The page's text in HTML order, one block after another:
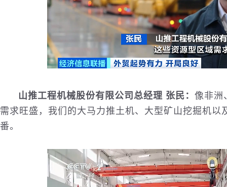
山推工程机械股份有限公司总经理 张民： 像非洲
需求旺盛，我们的大马力推土机、大型矿山挖掘机
番。